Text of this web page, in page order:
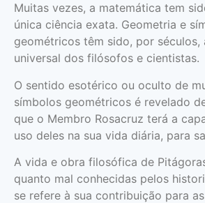
Muitas vezes, a matemática tem
única ciência exata. Geometria e
geométricos têm sido, por séculos,
universal dos filósofos e cientistas.
O sentido esotérico ou oculto de
símbolos geométricos é revelado
que o Membro Rosacruz terá a
uso deles na sua vida diária, para
A vida e obra filosófica de
quanto mal conhecidas pelos
se refere à sua contribuição para